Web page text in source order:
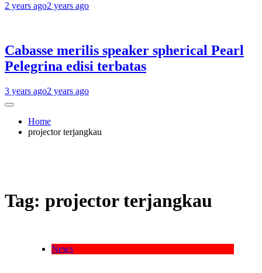
2 years ago2 years ago
Cabasse merilis speaker spherical Pearl
Pelegrina edisi terbatas
3 years ago2 years ago
Home
projector terjangkau
Tag: projector terjangkau
News